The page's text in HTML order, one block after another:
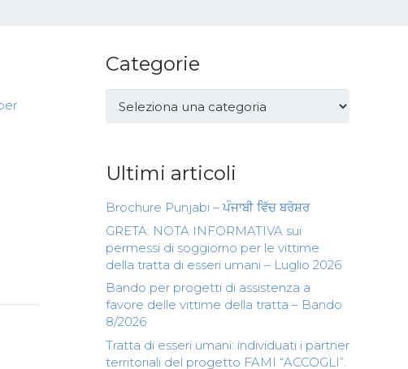
Categorie
Categorie
Ultimi articoli
Brochure Punjabi – ਪੰਜਾਬੀ ਵਿੱਚ ਬਰੋਸ਼ਰ
GRETA: NOTA INFORMATIVA sui
permessi di soggiorno per le vittime
della tratta di esseri umani – Luglio 2026
Bando per progetti di assistenza a
favore delle vittime della tratta – Bando
8/2026
Tratta di esseri umani: individuati i partner
territoriali del progetto FAMI “ACCOGLI”.